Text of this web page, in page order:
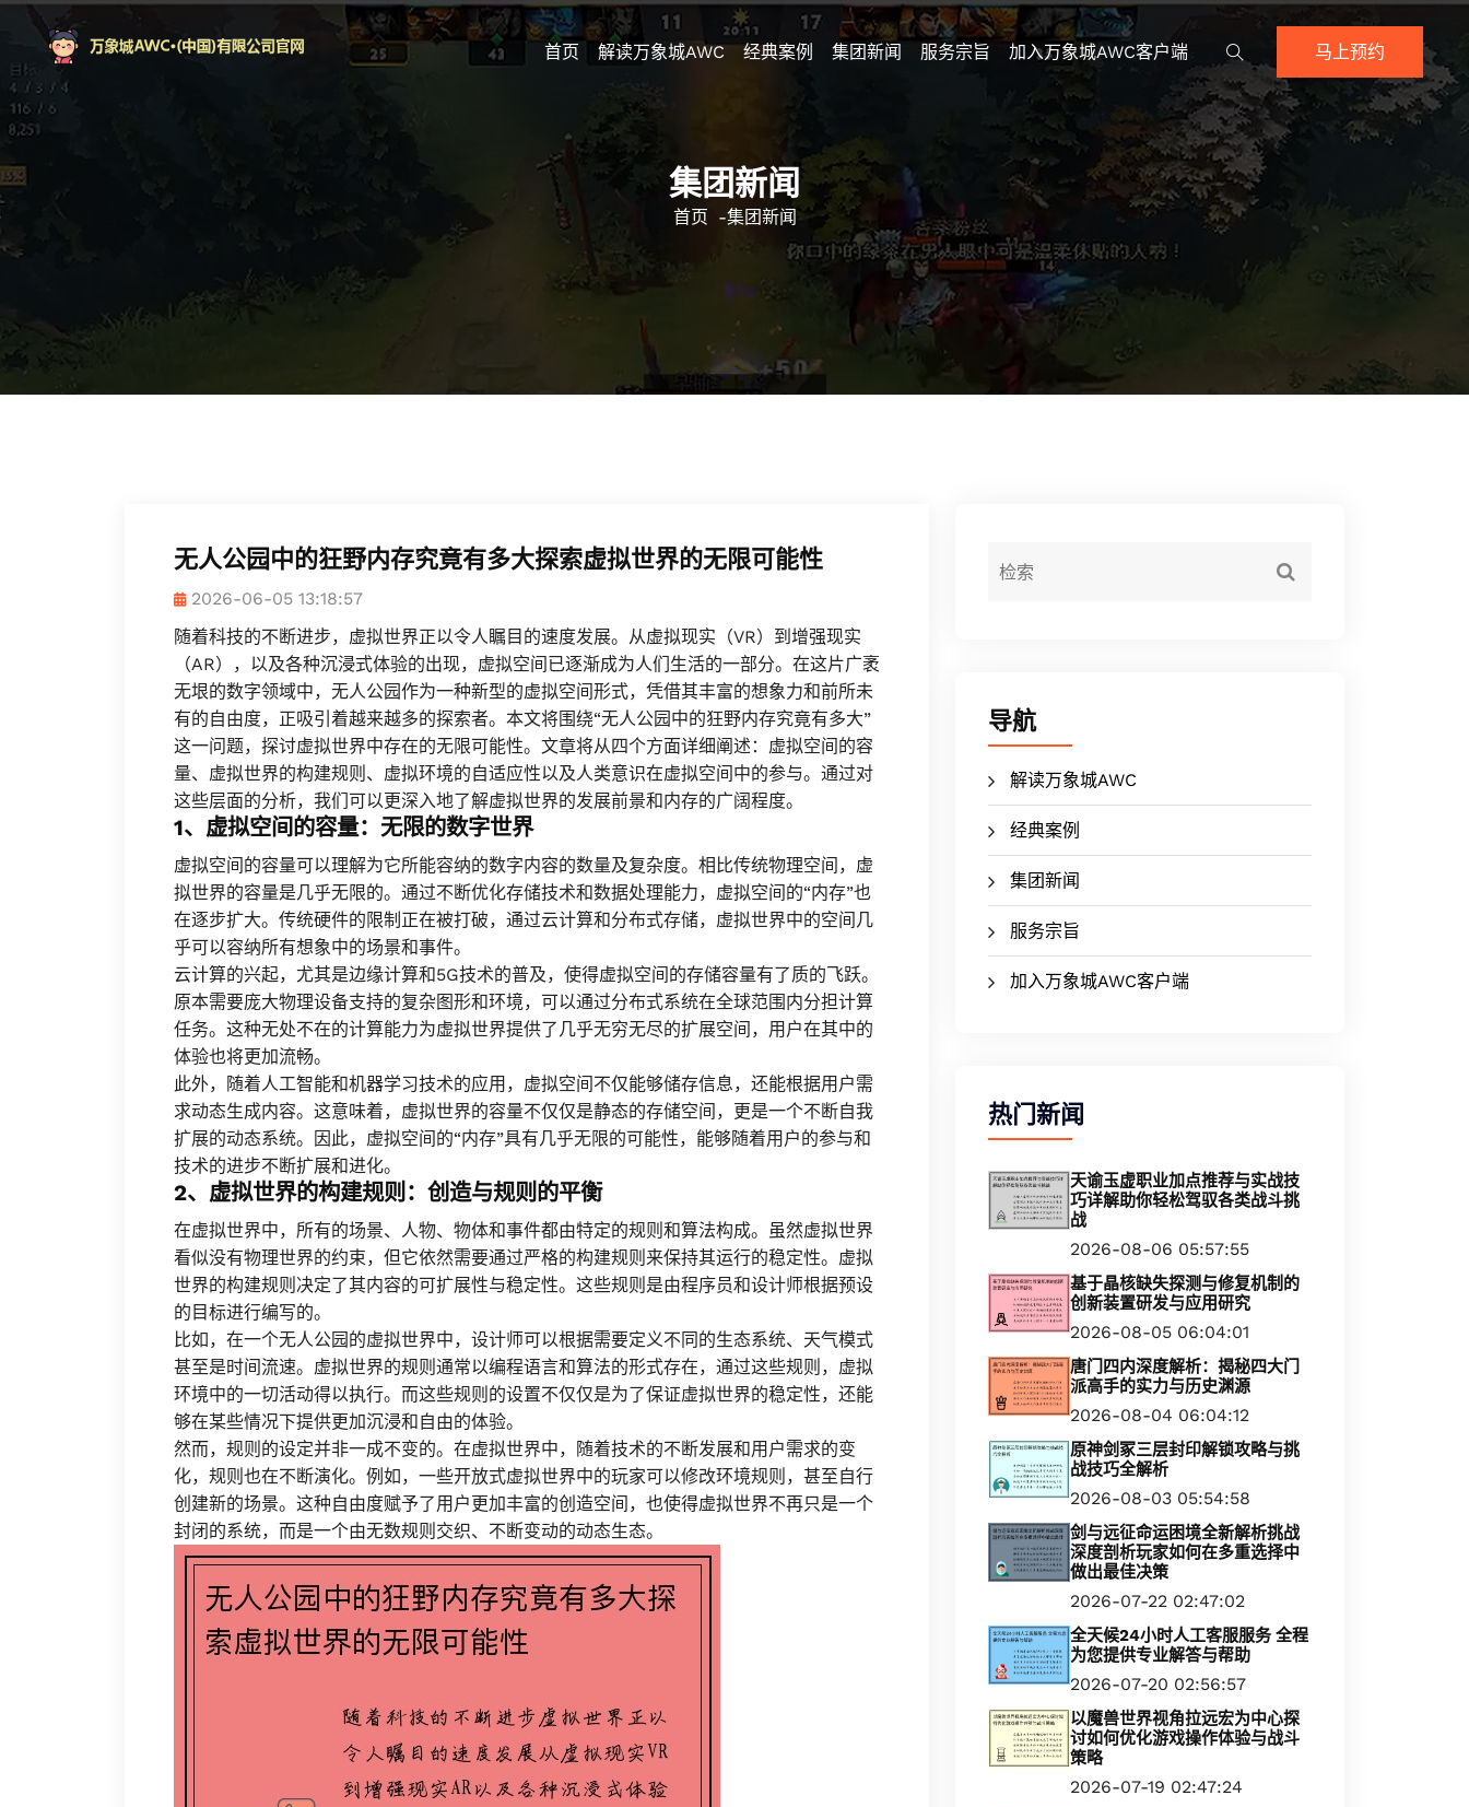
首页 解读万象城AWC 经典案例 集团新闻 服务宗旨 加入万象城AWC客户端 马上预约
集团新闻
首页 -集团新闻
无人公园中的狂野内存究竟有多大探索虚拟世界的无限可能性
2026-06-05 13:18:57
随着科技的不断进步，虚拟世界正以令人瞩目的速度发展。从虚拟现实（VR）到增强现实
（AR），以及各种沉浸式体验的出现，虚拟空间已逐渐成为人们生活的一部分。在这片广袤
无垠的数字领域中，无人公园作为一种新型的虚拟空间形式，凭借其丰富的想象力和前所未
有的自由度，正吸引着越来越多的探索者。本文将围绕“无人公园中的狂野内存究竟有多大”
这一问题，探讨虚拟世界中存在的无限可能性。文章将从四个方面详细阐述：虚拟空间的容
量、虚拟世界的构建规则、虚拟环境的自适应性以及人类意识在虚拟空间中的参与。通过对
这些层面的分析，我们可以更深入地了解虚拟世界的发展前景和内存的广阔程度。
1、虚拟空间的容量：无限的数字世界
虚拟空间的容量可以理解为它所能容纳的数字内容的数量及复杂度。相比传统物理空间，虚
拟世界的容量是几乎无限的。通过不断优化存储技术和数据处理能力，虚拟空间的“内存”也
在逐步扩大。传统硬件的限制正在被打破，通过云计算和分布式存储，虚拟世界中的空间几
乎可以容纳所有想象中的场景和事件。
云计算的兴起，尤其是边缘计算和5G技术的普及，使得虚拟空间的存储容量有了质的飞跃。
原本需要庞大物理设备支持的复杂图形和环境，可以通过分布式系统在全球范围内分担计算
任务。这种无处不在的计算能力为虚拟世界提供了几乎无穷无尽的扩展空间，用户在其中的
体验也将更加流畅。
此外，随着人工智能和机器学习技术的应用，虚拟空间不仅能够储存信息，还能根据用户需
求动态生成内容。这意味着，虚拟世界的容量不仅仅是静态的存储空间，更是一个不断自我
扩展的动态系统。因此，虚拟空间的“内存”具有几乎无限的可能性，能够随着用户的参与和
技术的进步不断扩展和进化。
2、虚拟世界的构建规则：创造与规则的平衡
在虚拟世界中，所有的场景、人物、物体和事件都由特定的规则和算法构成。虽然虚拟世界
看似没有物理世界的约束，但它依然需要通过严格的构建规则来保持其运行的稳定性。虚拟
世界的构建规则决定了其内容的可扩展性与稳定性。这些规则是由程序员和设计师根据预设
的目标进行编写的。
比如，在一个无人公园的虚拟世界中，设计师可以根据需要定义不同的生态系统、天气模式
甚至是时间流速。虚拟世界的规则通常以编程语言和算法的形式存在，通过这些规则，虚拟
环境中的一切活动得以执行。而这些规则的设置不仅仅是为了保证虚拟世界的稳定性，还能
够在某些情况下提供更加沉浸和自由的体验。
然而，规则的设定并非一成不变的。在虚拟世界中，随着技术的不断发展和用户需求的变
化，规则也在不断演化。例如，一些开放式虚拟世界中的玩家可以修改环境规则，甚至自行
创建新的场景。这种自由度赋予了用户更加丰富的创造空间，也使得虚拟世界不再只是一个
封闭的系统，而是一个由无数规则交织、不断变动的动态生态。
导航
解读万象城AWC
经典案例
集团新闻
服务宗旨
加入万象城AWC客户端
热门新闻
天谕玉虚职业加点推荐与实战技
巧详解助你轻松驾驭各类战斗挑
战
2026-08-06 05:57:55
基于晶核缺失探测与修复机制的
创新装置研发与应用研究
2026-08-05 06:04:01
唐门四内深度解析：揭秘四大门
派高手的实力与历史渊源
2026-08-04 06:04:12
原神剑冢三层封印解锁攻略与挑
战技巧全解析
2026-08-03 05:54:58
剑与远征命运困境全新解析挑战
深度剖析玩家如何在多重选择中
做出最佳决策
2026-07-22 02:47:02
全天候24小时人工客服服务 全程
为您提供专业解答与帮助
2026-07-20 02:56:57
以魔兽世界视角拉远宏为中心探
讨如何优化游戏操作体验与战斗
策略
2026-07-19 02:47:24